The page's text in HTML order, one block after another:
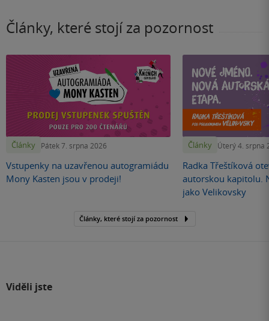
Články, které stojí za pozornost
Články Pátek 7. srpna 2026
Vstupenky na uzavřenou autogramiádu
Mony Kasten jsou v prodeji!
Články Úterý 4. srpna
Radka Třeštíková
autorskou kapitolu.
jako Velikovsky
Články, které stojí za pozornost
Viděli jste